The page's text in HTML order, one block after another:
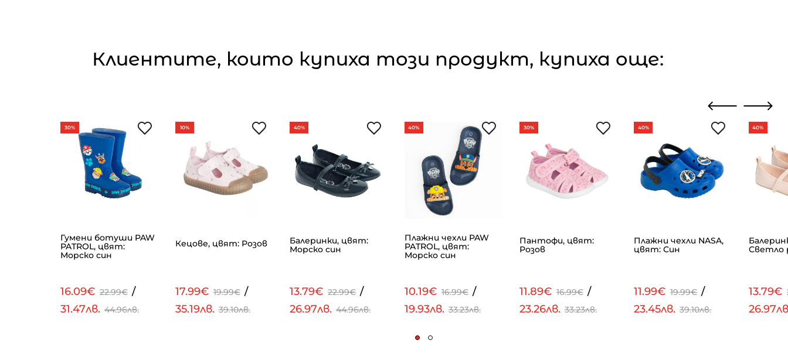
Клиентите, които купиха този продукт, купиха още:
30%
Гумени ботуши PAW
PATROL, цвят:
Морско син
16.09€ 22.99€ /
31.47лв. 44.96лв.
10%
Кецове, цвят: Розов
17.99€ 19.99€ /
35.19лв. 39.10лв.
40%
Балеринки, цвят:
Морско син
13.79€ 22.99€ /
26.97лв. 44.96лв.
40%
Плажни чехли PAW
PATROL, цвят:
Морско син
10.19€ 16.99€ /
19.93лв. 33.23лв.
30%
Пантофи, цвят:
Розов
11.89€ 16.99€ /
23.26лв. 33.23лв.
40%
Плажни чехли NASA,
цвят: Син
11.99€ 19.99€ /
23.45лв. 39.10лв.
40%
Светло
13.79€